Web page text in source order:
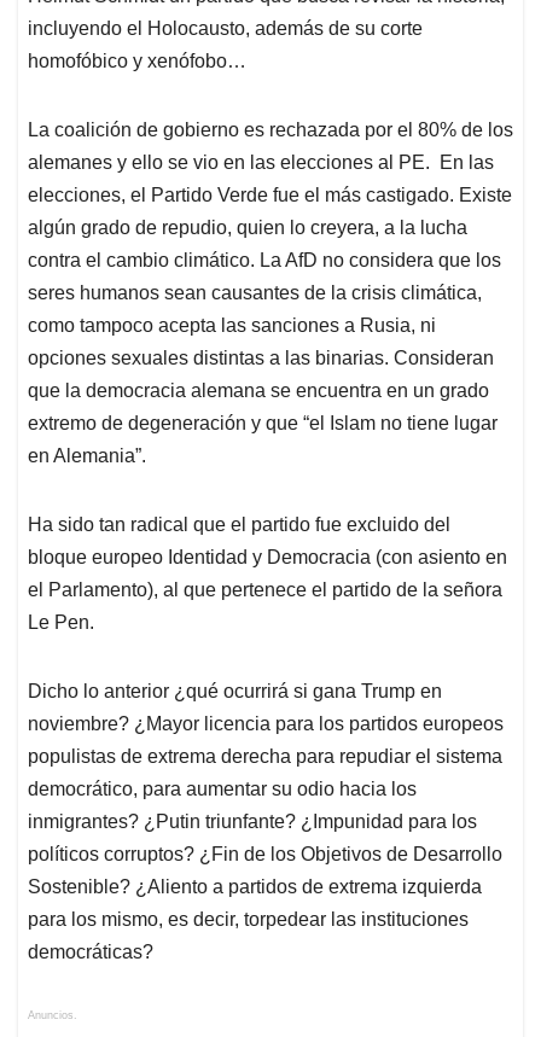
incluyendo el Holocausto, además de su corte
homofóbico y xenófobo…
La coalición de gobierno es rechazada por el 80% de los
alemanes y ello se vio en las elecciones al PE. En las
elecciones, el Partido Verde fue el más castigado. Existe
algún grado de repudio, quien lo creyera, a la lucha
contra el cambio climático. La AfD no considera que los
seres humanos sean causantes de la crisis climática,
como tampoco acepta las sanciones a Rusia, ni
opciones sexuales distintas a las binarias. Consideran
que la democracia alemana se encuentra en un grado
extremo de degeneración y que “el Islam no tiene lugar
en Alemania”.
Ha sido tan radical que el partido fue excluido del
bloque europeo Identidad y Democracia (con asiento en
el Parlamento), al que pertenece el partido de la señora
Le Pen.
Dicho lo anterior ¿qué ocurrirá si gana Trump en
noviembre? ¿Mayor licencia para los partidos europeos
populistas de extrema derecha para repudiar el sistema
democrático, para aumentar su odio hacia los
inmigrantes? ¿Putin triunfante? ¿Impunidad para los
políticos corruptos? ¿Fin de los Objetivos de Desarrollo
Sostenible? ¿Aliento a partidos de extrema izquierda
para los mismo, es decir, torpedear las instituciones
democráticas?
Anuncios.